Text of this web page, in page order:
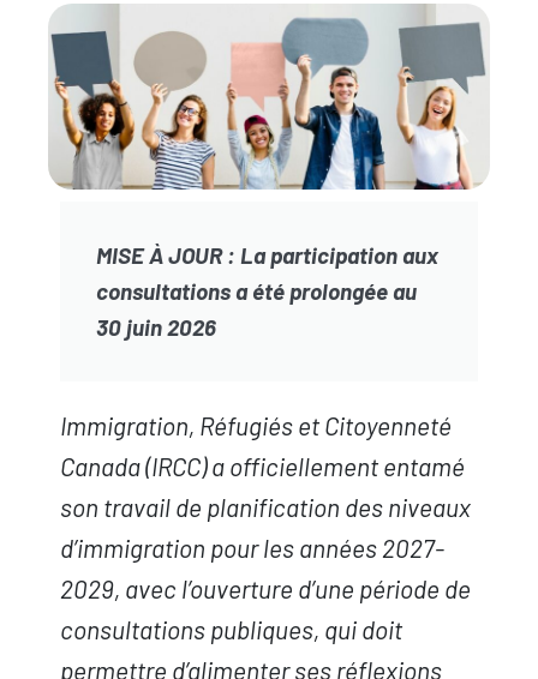
MISE À JOUR : La participation aux
consultations a été prolongée au
30 juin 2026
Immigration, Réfugiés et Citoyenneté
Canada (IRCC) a officiellement entamé
son travail de planification des niveaux
d’immigration pour les années 2027-
2029, avec l’ouverture d’une période de
consultations publiques, qui doit
permettre d’alimenter ses réflexions